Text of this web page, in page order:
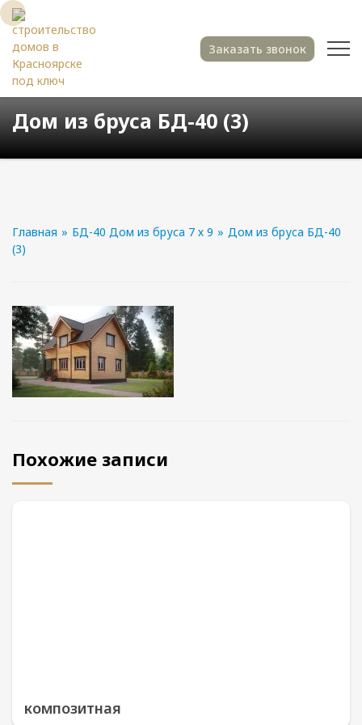
Заказать звонок
Дом из бруса БД-40 (3)
Главная » БД-40 Дом из бруса 7 х 9 » Дом из бруса БД-40
(3)
Похожие записи
композитная